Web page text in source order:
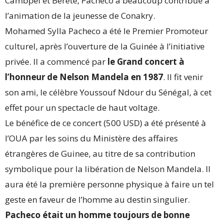
l’animation de la jeunesse de Conakry.
Mohamed Sylla Pacheco a été le Premier Promoteur
culturel, après l’ouverture de la Guinée à l’initiative
privée. Il a commencé par le Grand concert à
l’honneur de Nelson Mandela en 1987. Il fit venir
son ami, le célèbre Youssouf Ndour du Sénégal, à cet
effet pour un spectacle de haut voltage.
Le bénéfice de ce concert (500 USD) a été présenté à
l’OUA par les soins du Ministère des affaires
étrangères de Guinee, au titre de sa contribution
symbolique pour la libération de Nelson Mandela. Il
aura été la première personne physique à faire un tel
geste en faveur de l’homme au destin singulier.
Pacheco était un homme toujours de bonne